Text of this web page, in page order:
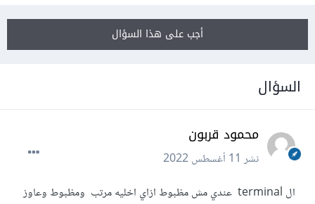
أجب على هذا السؤال
السؤال
محمود قربون
نشر11 أغسطس 2022
ال terminal عندي مش مظبوط ازاي اخليه مرتب ومظبوط وعاوز